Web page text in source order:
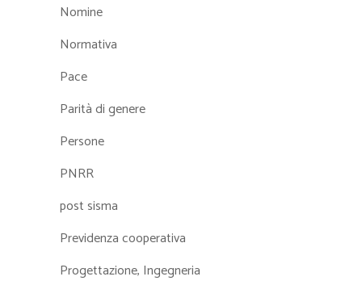
Nomine
Normativa
Pace
Parità di genere
Persone
PNRR
post sisma
Previdenza cooperativa
Progettazione, Ingegneria